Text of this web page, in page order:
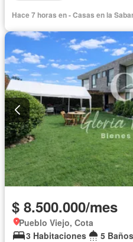
Hace 7 horas en - Casas en la
$ 8.500.000/mes
Pueblo Viejo, Cota
3 Habitaciones
5 Baños